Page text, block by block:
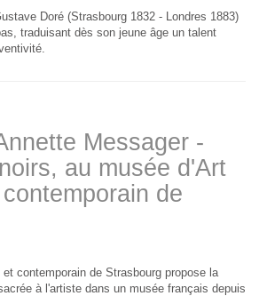
Doré (Strasbourg 1832 - Londres 1883)
traduisant dès son jeune âge un talent
Messager -
au musée d'Art
de
contemporain de Strasbourg propose la
à l'artiste dans un musée français depuis